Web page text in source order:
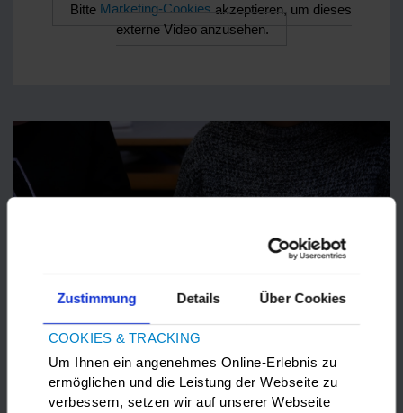
Zustimmung Details Über Cookies
COOKIES & TRACKING
Um Ihnen ein angenehmes Online-Erlebnis zu
ermöglichen und die Leistung der Webseite zu
verbessern, setzen wir auf unserer Webseite
Bitte Marketing-Cookies akzeptieren, um dieses
externe Video anzusehen.
Deutschkurse